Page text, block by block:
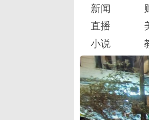
新闻
直播
小说